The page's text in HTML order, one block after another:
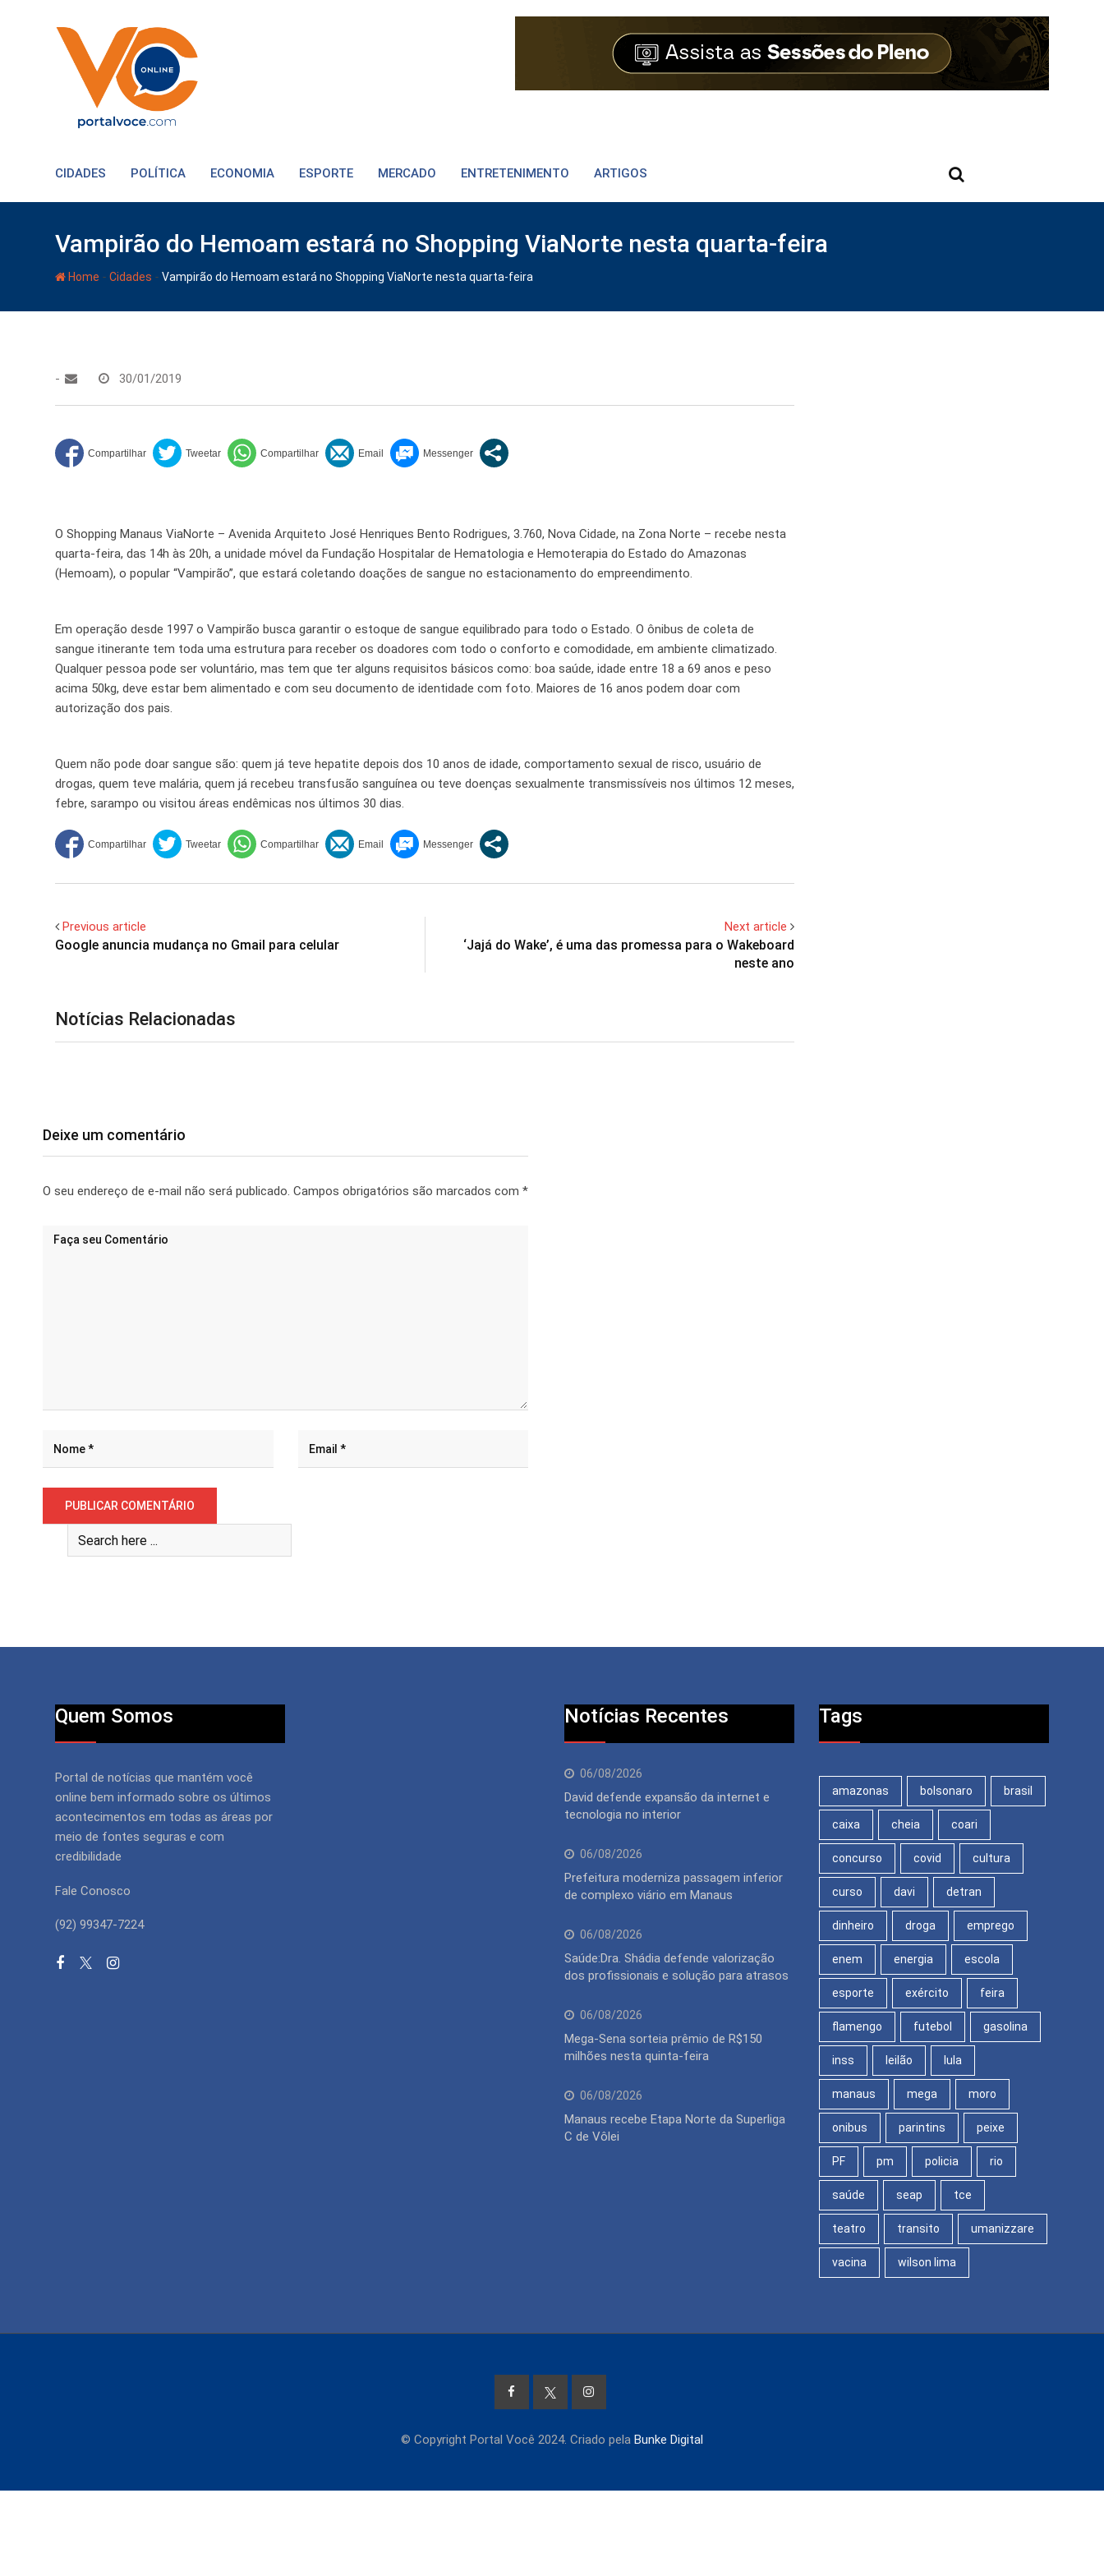
CIDADES POLÍTICA ECONOMIA ESPORTE MERCADO ENTRETENIMENTO ARTIGOS
Vampirão do Hemoam estará no Shopping ViaNorte nesta quarta-feira
Home - Cidades - Vampirão do Hemoam estará no Shopping ViaNorte nesta quarta-feira
- 30/01/2019
O Shopping Manaus ViaNorte – Avenida Arquiteto José Henriques Bento Rodrigues, 3.760, Nova Cidade, na Zona Norte – recebe nesta
quarta-feira, das 14h às 20h, a unidade móvel da Fundação Hospitalar de Hematologia e Hemoterapia do Estado do Amazonas
(Hemoam), o popular “Vampirão”, que estará coletando doações de sangue no estacionamento do empreendimento.
Em operação desde 1997 o Vampirão busca garantir o estoque de sangue equilibrado para todo o Estado. O ônibus de coleta de
sangue itinerante tem toda uma estrutura para receber os doadores com todo o conforto e comodidade, em ambiente climatizado.
Qualquer pessoa pode ser voluntário, mas tem que ter alguns requisitos básicos como: boa saúde, idade entre 18 a 69 anos e peso
acima 50kg, deve estar bem alimentado e com seu documento de identidade com foto. Maiores de 16 anos podem doar com
autorização dos pais.
Quem não pode doar sangue são: quem já teve hepatite depois dos 10 anos de idade, comportamento sexual de risco, usuário de
drogas, quem teve malária, quem já recebeu transfusão sanguínea ou teve doenças sexualmente transmissíveis nos últimos 12 meses,
febre, sarampo ou visitou áreas endêmicas nos últimos 30 dias.
Previous article
Google anuncia mudança no Gmail para celular
Next article
‘Jajá do Wake’, é uma das promessa para o Wakeboard
neste ano
Notícias Relacionadas
Deixe um comentário
O seu endereço de e-mail não será publicado. Campos obrigatórios são marcados com *
Quem Somos
Portal de notícias que mantém você
online bem informado sobre os últimos
acontecimentos em todas as áreas por
meio de fontes seguras e com
credibilidade
Fale Conosco
(92) 99347-7224
Notícias Recentes
06/08/2026
David defende expansão da internet e
tecnologia no interior
06/08/2026
Prefeitura moderniza passagem inferior
de complexo viário em Manaus
06/08/2026
Saúde:Dra. Shádia defende valorização
dos profissionais e solução para atrasos
06/08/2026
Mega-Sena sorteia prêmio de R$150
milhões nesta quinta-feira
06/08/2026
Manaus recebe Etapa Norte da Superliga
C de Vôlei
Tags
amazonas bolsonaro brasil
caixa cheia coari
concurso covid cultura
curso davi detran
dinheiro droga emprego
enem energia escola
esporte exército feira
flamengo futebol gasolina
inss leilão lula
manaus mega moro
onibus parintins peixe
PF pm policia rio
saúde seap tce
teatro transito umanizzare
vacina wilson lima
© Copyright Portal Você 2024. Criado pela Bunke Digital